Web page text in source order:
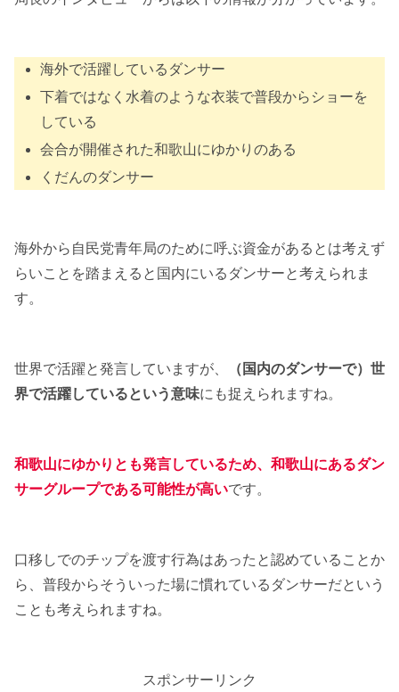
海外で活躍しているダンサー
下着ではなく水着のような衣装で普段からショーを
している
会合が開催された和歌山にゆかりのある
くだんのダンサー
海外から自民党青年局のために呼ぶ資金があるとは考えず
らいことを踏まえると国内にいるダンサーと考えられま
す。
世界で活躍と発言していますが、
（国内のダンサーで）世
界で活躍しているという意味にも捉えられますね。
和歌山にゆかりとも発言しているため、和歌山にあるダン
サーグループである可能性が高いです。
口移しでのチップを渡す行為はあったと認めていることか
ら、普段からそういった場に慣れているダンサーだという
ことも考えられますね。
スポンサーリンク